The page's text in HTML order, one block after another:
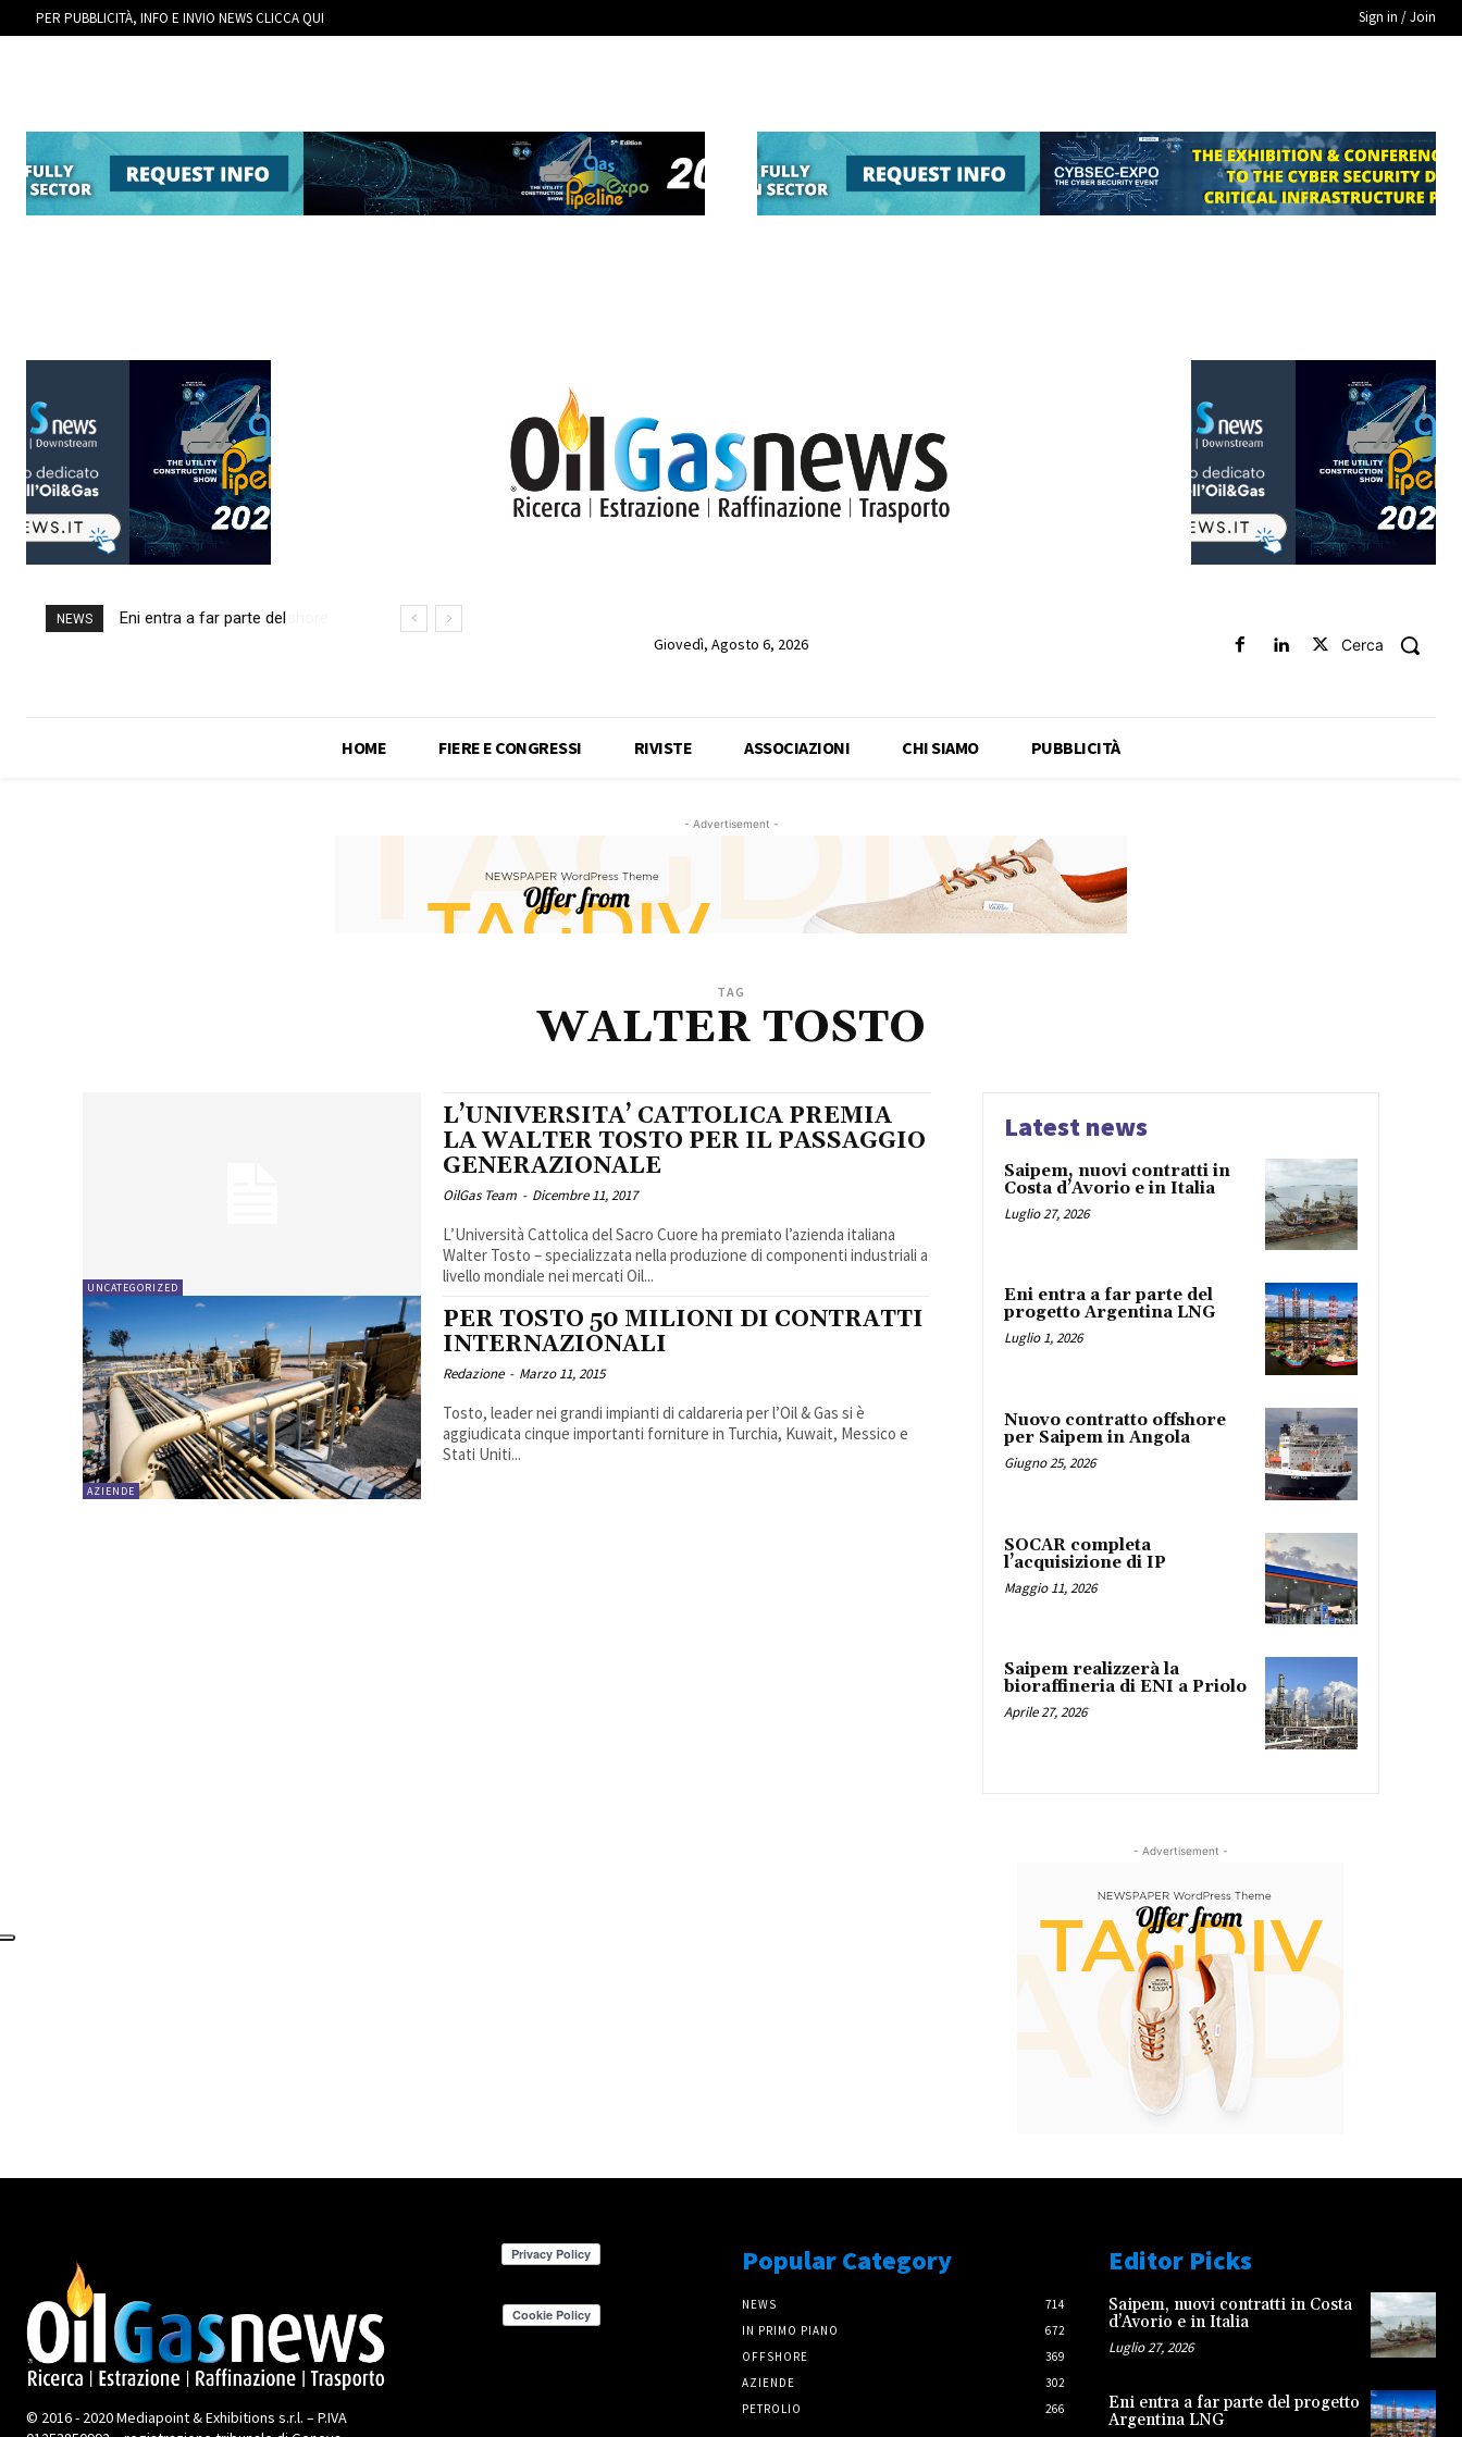
PER PUBBLICITÀ, INFO E INVIO NEWS CLICCA QUI Sign in / Join
NEWS
Eni entra a far parte del
Nuovo contratto offshore
Giovedì, Agosto 6, 2026 Cerca
HOME FIERE E CONGRESSI RIVISTE ASSOCIAZIONI CHI SIAMO PUBBLICITÀ
- Advertisement -
TAG
WALTER TOSTO
UNCATEGORIZED
L’UNIVERSITA’ CATTOLICA PREMIA
LA WALTER TOSTO PER IL PASSAGGIO
GENERAZIONALE
OilGas Team - Dicembre 11, 2017
L’Università Cattolica del Sacro Cuore ha premiato l’azienda italiana
Walter Tosto – specializzata nella produzione di componenti industriali a
livello mondiale nei mercati Oil...
AZIENDE
PER TOSTO 50 MILIONI DI CONTRATTI
INTERNAZIONALI
Redazione - Marzo 11, 2015
Tosto, leader nei grandi impianti di caldareria per l’Oil & Gas si è
aggiudicata cinque importanti forniture in Turchia, Kuwait, Messico e
Stati Uniti...
Latest news
Saipem, nuovi contratti in
Costa d’Avorio e in Italia
Luglio 27, 2026
Eni entra a far parte del
progetto Argentina LNG
Luglio 1, 2026
Nuovo contratto offshore
per Saipem in Angola
Giugno 25, 2026
SOCAR completa
l’acquisizione di IP
Maggio 11, 2026
Saipem realizzerà la
bioraffineria di ENI a Priolo
Aprile 27, 2026
- Advertisement -
© 2016 - 2020 Mediapoint & Exhibitions s.r.l. – P.IVA
Popular Category
NEWS
714
IN PRIMO PIANO
672
OFFSHORE
369
AZIENDE
302
PETROLIO
266
Editor Picks
Saipem, nuovi contratti in Costa
d’Avorio e in Italia
Luglio 27, 2026
Eni entra a far parte del progetto
Argentina LNG